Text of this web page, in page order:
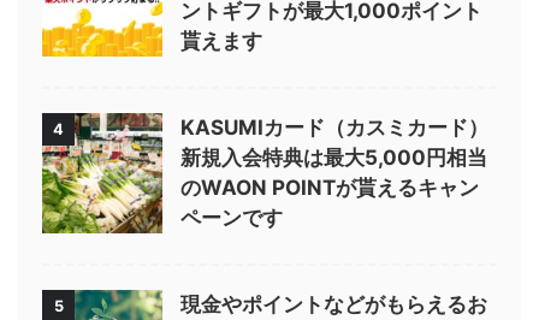
ントギフトが最大1,000ポイント
貰えます
4
KASUMIカード（カスミカード）
新規入会特典は最大5,000円相当
のWAON POINTが貰えるキャン
ペーンです
5
現金やポイントなどがもらえるお